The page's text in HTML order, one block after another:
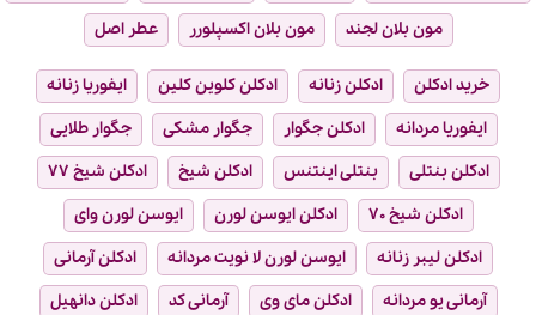
مون بلان لجند
مون بلان اکسپلورر عطر اصل
خرید ادکلن ادکلن زنانه ادکلن کلوین کلین
ایفوریا زنانه
ایفوریا مردانه
ادکلن جگوار جگوار مشکی
جگوار طلایی
ادکلن بنتلی
بنتلی اینتنس ادکلن شیخ
ادکلن شیخ ۷۷
ادکلن شیخ ۷۰
ادکلن ایوسن لورن
ایوسن لورن وای
ادکلن لیبر زنانه
ایوسن لورن لا نویت مردانه
ادکلن آرمانی
آرمانی یو مردانه
ادکلن مای وی آرمانی کد
ادکلن دانهیل